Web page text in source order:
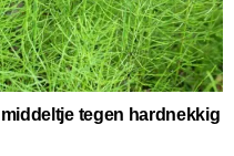
tegen hardnekkig